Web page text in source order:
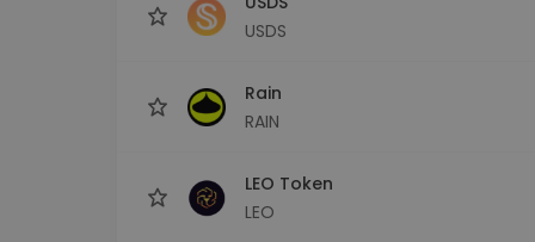
USDS
Rain
RAIN
LEO Token
LEO